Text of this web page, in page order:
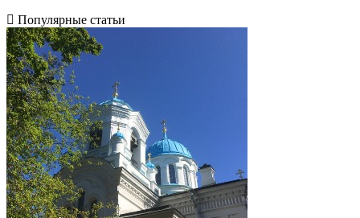
Популярные статьи